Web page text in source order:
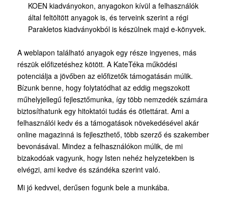
KOEN kiadványokon, anyagokon kívül a felhasználók
által feltöltött anyagok is, és terveink szerint a régi
Parakletos kiadványokból is készülnek majd e-könyvek.
A weblapon található anyagok egy része ingyenes, más
részük előfizetéshez kötött. A KateTéka működési
potenciálja a jövőben az előfizetők támogatásán múlik.
Bízunk benne, hogy folytatódhat az eddig megszokott
műhelyjellegű fejlesztőmunka, így több nemzedék számára
biztosíthatunk egy hitoktatói tudás és ötlettárat. Ami a
felhasználói kedv és a támogatások növekedésével akár
online magazinná is fejleszthető, több szerző és szakember
bevonásával. Mindez a felhasználókon múlik, de mi
bizakodóak vagyunk, hogy Isten nehéz helyzetekben is
elvégzi, ami kedve és szándéka szerint való.
Mi jó kedvvel, derűsen fogunk bele a munkába.